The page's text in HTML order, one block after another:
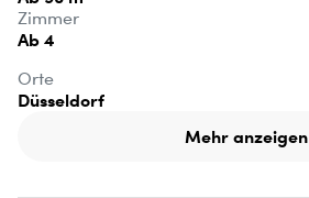
Zimmer
Ab 4
Orte
Düsseldorf
Mehr anzeigen